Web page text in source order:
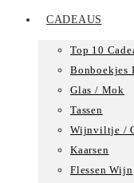
CADEAUS
Top 10
Bonboekjes
Glas / Mok
Tassen
Wijnviltje /
Kaarsen
Flessen Wijn